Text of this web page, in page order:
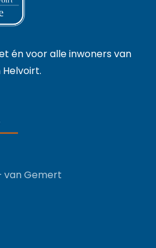
én voor alle inwoners van
van Gemert